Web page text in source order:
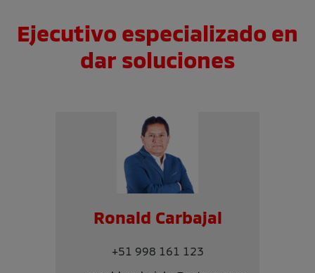
Ejecutivo especializado en
dar soluciones
Ronald Carbajal
+51 998 161 123